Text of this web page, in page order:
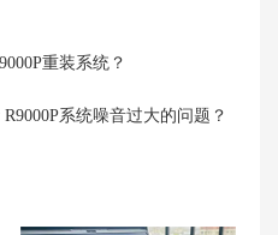
重装系统？
系统噪音过大的问题？